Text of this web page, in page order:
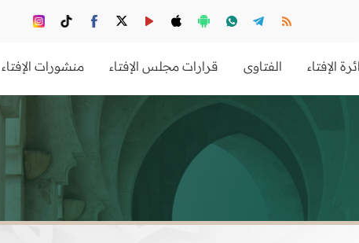
الإفتاء الفتاوى قرارات مجلس الإفتاء منشورات الإفتاء